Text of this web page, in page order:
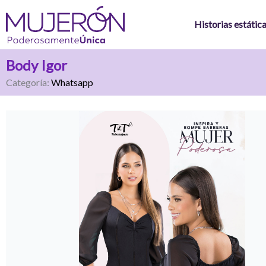
contenido
Historias
Body Igor
Categoría: Whatsapp